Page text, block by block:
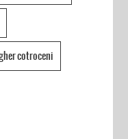
cotroceni